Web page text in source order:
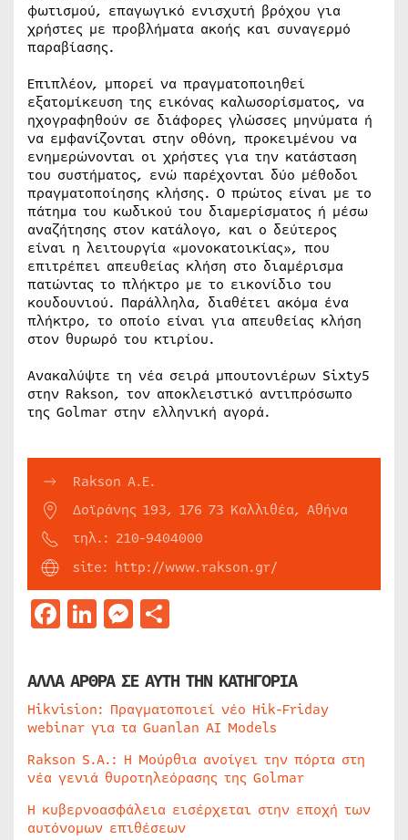
φωτισμού, επαγωγικό ενισχυτή βρόχου για
χρήστες με προβλήματα ακοής και συναγερμό
παραβίασης.
Επιπλέον, μπορεί να πραγματοποιηθεί
εξατομίκευση της εικόνας καλωσορίσματος, να
ηχογραφηθούν σε διάφορες γλώσσες μηνύματα ή
να εμφανίζονται στην οθόνη, προκειμένου να
ενημερώνονται οι χρήστες για την κατάσταση
του συστήματος, ενώ παρέχονται δύο μέθοδοι
πραγματοποίησης κλήσης. Ο πρώτος είναι με το
πάτημα του κωδικού του διαμερίσματος ή μέσω
αναζήτησης στον κατάλογο, και ο δεύτερος
είναι η λειτουργία «μονοκατοικίας», που
επιτρέπει απευθείας κλήση στο διαμέρισμα
πατώντας το πλήκτρο με το εικονίδιο του
κουδουνιού. Παράλληλα, διαθέτει ακόμα ένα
πλήκτρο, το οποίο είναι για απευθείας κλήση
στον θυρωρό του κτιρίου.
Ανακαλύψτε τη νέα σειρά μπουτονιέρων Sixty5
στην Rakson, τον αποκλειστικό αντιπρόσωπο
της Golmar στην ελληνική αγορά.
Rakson Α.Ε.
Δοϊράνης 193, 176 73 Καλλιθέα, Αθήνα
τηλ.: 210-9404000
site: http://www.rakson.gr/
Facebook
LinkedIn
Messenger
ΑΛΛΑ ΑΡΘΡΑ ΣΕ ΑΥΤΗ ΤΗΝ ΚΑΤΗΓΟΡΙΑ
Hikvision: Πραγματοποιεί νέο Hik-Friday
webinar για τα Guanlan AI Models
Rakson S.A.: Η Μούρθια ανοίγει την πόρτα στη
νέα γενιά θυροτηλεόρασης της Golmar
Η κυβερνοασφάλεια εισέρχεται στην εποχή των
αυτόνομων επιθέσεων